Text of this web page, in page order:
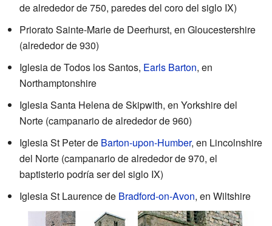
de alrededor de 750, paredes del coro del siglo IX)
Priorato Sainte-Marie de Deerhurst, en Gloucestershire
(alrededor de 930)
Iglesia de Todos los Santos, Earls Barton, en
Northamptonshire
Iglesia Santa Helena de Skipwith, en Yorkshire del
Norte (campanario de alrededor de 960)
Iglesia St Peter de Barton-upon-Humber, en Lincolnshire
del Norte (campanario de alrededor de 970, el
baptisterio podría ser del siglo IX)
Iglesia St Laurence de Bradford-on-Avon, en Wiltshire